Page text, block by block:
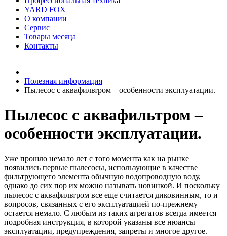
YARD FOX
О компании
Сервис
Товары месяца
Контакты
Полезная информация
Пылесос с аквафильтром – особенности эксплуатации.
Пылесос с аквафильтром –
особенности эксплуатации.
Уже прошло немало лет с того момента как на рынке
появились первые пылесосы, использующие в качестве
фильтрующего элемента обычную водопроводную воду,
однако до сих пор их можно называть новинкой. И поскольку
пылесос с аквафильтром все еще считается диковинным, то и
вопросов, связанных с его эксплуатацией по-прежнему
остается немало. С любым из таких агрегатов всегда имеется
подробная инструкция, в которой указаны все нюансы
эксплуатации, предупреждения, запреты и многое другое.